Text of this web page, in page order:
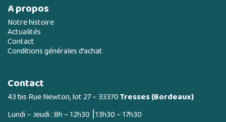
A propos
Notre histoire
Actualités
Contact
Conditions générales d’achat
Contact
43 bis Rue Newton, lot 27 – 33370Tresses (Bordeaux)
Lundi – Jeudi : 8h – 12h30 ⎮13h30 – 17h30